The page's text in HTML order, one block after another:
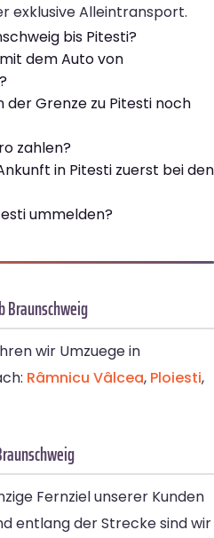
exklusive Alleintransport.
bis Pitesti?
dem Auto von
der Grenze zu Pitesti noch
zahlen?
in Pitesti zuerst bei den
ummelden?
Braunschweig
wir Umzuege in
Râmnicu Vâlcea, Ploiesti,
Fernziel unserer Kunden
entlang der Strecke sind wir